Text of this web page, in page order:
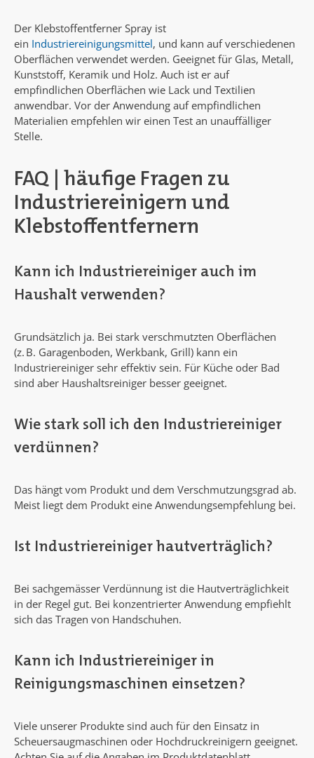
Der Klebstoffentferner Spray ist
ein Industriereinigungsmittel, und kann auf verschiedenen
Oberflächen verwendet werden. Geeignet für Glas, Metall,
Kunststoff, Keramik und Holz. Auch ist er auf
empfindlichen Oberflächen wie Lack und Textilien
anwendbar. Vor der Anwendung auf empfindlichen
Materialien empfehlen wir einen Test an unauffälliger
Stelle.
FAQ | häufige Fragen zu
Industriereinigern und
Klebstoffentfernern
Kann ich Industriereiniger auch im
Haushalt verwenden?
Grundsätzlich ja. Bei stark verschmutzten Oberflächen
(z. B. Garagenboden, Werkbank, Grill) kann ein
Industriereiniger sehr effektiv sein. Für Küche oder Bad
sind aber Haushaltsreiniger besser geeignet.
Wie stark soll ich den Industriereiniger
verdünnen?
Das hängt vom Produkt und dem Verschmutzungsgrad ab.
Meist liegt dem Produkt eine Anwendungsempfehlung bei.
Ist Industriereiniger hautverträglich?
Bei sachgemässer Verdünnung ist die Hautverträglichkeit
in der Regel gut. Bei konzentrierter Anwendung empfiehlt
sich das Tragen von Handschuhen.
Kann ich Industriereiniger in
Reinigungsmaschinen einsetzen?
Viele unserer Produkte sind auch für den Einsatz in
Scheuersaugmaschinen oder Hochdruckreinigern geeignet.